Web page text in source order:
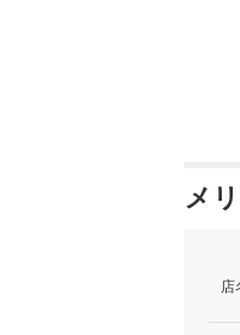
メ
店